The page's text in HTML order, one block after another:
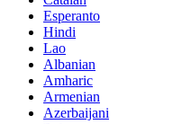
Esperanto
Hindi
Lao
Albanian
Amharic
Armenian
Azerbaijani